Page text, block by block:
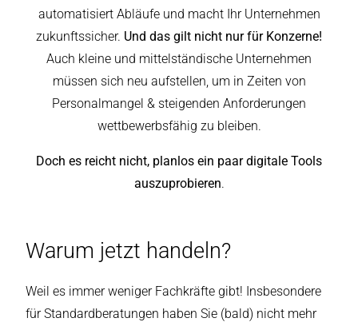
automatisiert Abläufe und macht Ihr Unternehmen
zukunftssicher. Und das gilt nicht nur für Konzerne!
Auch kleine und mittelständische Unternehmen
müssen sich neu aufstellen, um in Zeiten von
Personalmangel & steigenden Anforderungen
wettbewerbsfähig zu bleiben.
Doch es reicht nicht, planlos ein paar digitale Tools
auszuprobieren.
Warum jetzt handeln?
Weil es immer weniger Fachkräfte gibt! Insbesondere
für Standardberatungen haben Sie (bald) nicht mehr